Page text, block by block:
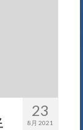
23
8月 2021